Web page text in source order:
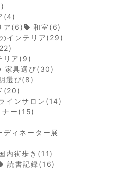
(4)
ア(6)
和室(6)
インテリア(29)
リア(9)
家具選び(30)
選び(8)
(20)
インサロン(14)
ナー(15)
ディネーター展
内街歩き(11)
読書記録(16)